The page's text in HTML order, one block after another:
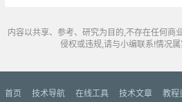
内容以共享、参考、研究为目的,不存在任何商
侵权或违规,请与小编联系!情况
首页 技术导航 在线工具 技术文章 教程